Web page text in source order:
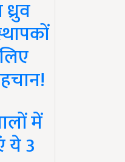
में
ये 3